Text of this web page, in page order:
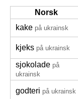
Norsk
kake på ukrainsk
kjeks på ukrainsk
sjokolade på
ukrainsk
godteri på ukrainsk